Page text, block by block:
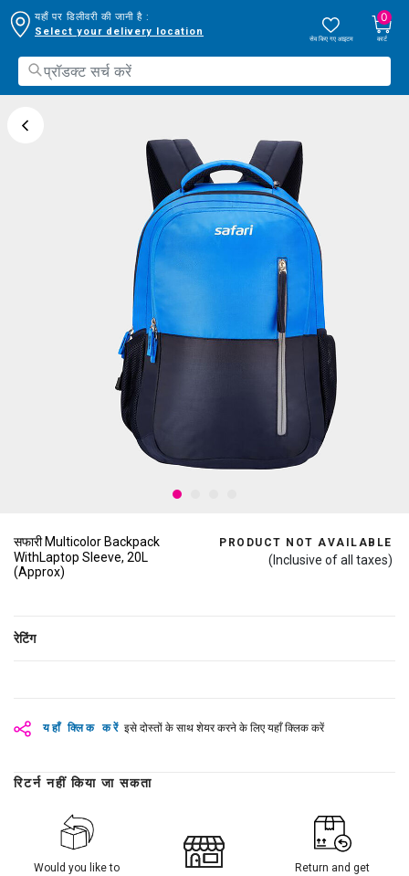
यहाँ पर डिलीवरी की जानी है :
Select your delivery location
सेव किए गए आइटम
0
कार्ट
सफारी Multicolor Backpack
WithLaptop Sleeve, 20L
(Approx)
PRODUCT NOT AVAILABLE
(Inclusive of all taxes)
रेटिंग
यहाँ क्लिक करें इसे दोस्तों के साथ शेयर करने के लिए यहाँ क्लिक करें
रिटर्न नहीं किया जा सकता
Would you like to
Return and get